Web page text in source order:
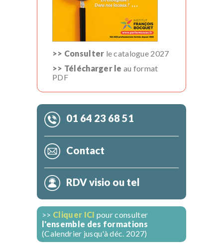
>> Consulter le catalogue 2027
>> Télécharger le au format
PDF
01 64 23 68 51
Contact
RDV visio ou tel
>> Cliquer ICI pour consulter
l'ensemble des formations
(Calendrier jusqu'à déc. 2027)